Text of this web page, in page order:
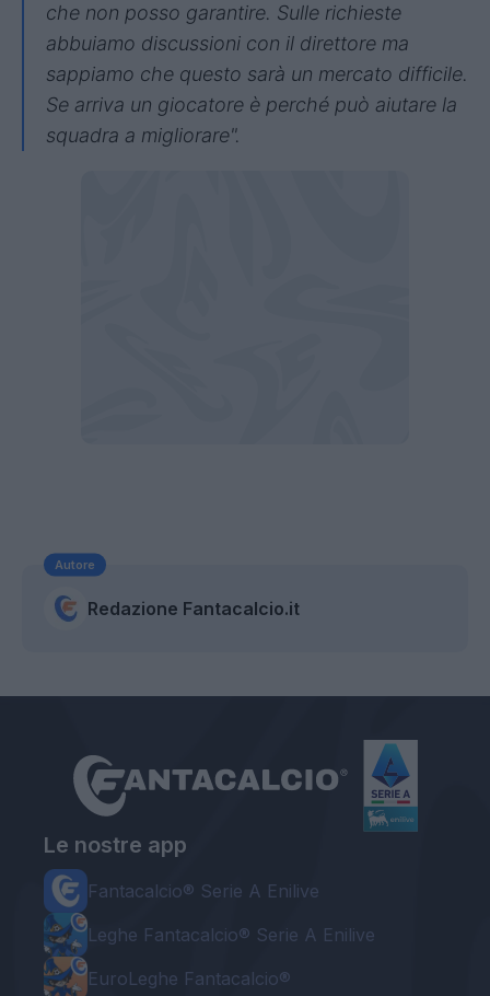
che non posso garantire. Sulle richieste
abbuiamo discussioni con il direttore ma
sappiamo che questo sarà un mercato difficile.
Se arriva un giocatore è perché può aiutare la
squadra a migliorare".
Autore
Redazione Fantacalcio.it
Le nostre app
Fantacalcio® Serie A Enilive
Leghe Fantacalcio® Serie A Enilive
EuroLeghe Fantacalcio®